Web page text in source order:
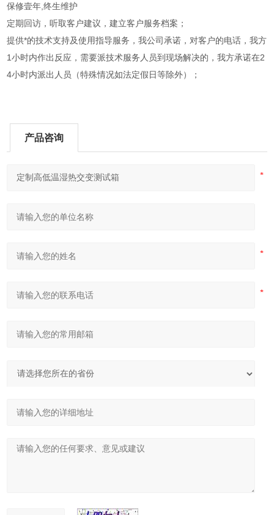
保修壹年,终生维护
定期回访，听取客户建议，建立客户服务档案；
提供*的技术支持及使用指导服务，我公司承诺，对客户的电话，我方
1小时内作出反应，需要派技术服务人员到现场解决的，我方承诺在2
4小时内派出人员（特殊情况如法定假日等除外）；
产品咨询